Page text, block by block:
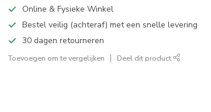
Online & Fysieke Winkel
Bestel veilig (achteraf) met een snelle levering
30 dagen retourneren
Toevoegen om te vergelijken Deel dit product